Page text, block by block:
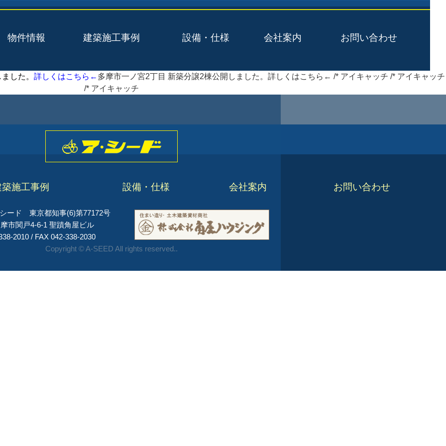
物件情報 建築施工事例 設備・仕様 会社案内 お問い合わせ
ました。 詳しくはこちら← 多摩市一ノ宮2丁目 新築分譲2棟公開しました。詳しくはこちら← /* アイキャッチ /* アイキャッチ
/* アイキャッチ
施工事例 設備・仕様 会社案内 お問い合わせ
ード 東京都知事(6)第77172号
市関戸4-6-1 聖蹟角屋ビル
2010 / FAX 042-338-2030
Copyright © A-SEED All rights reserved..